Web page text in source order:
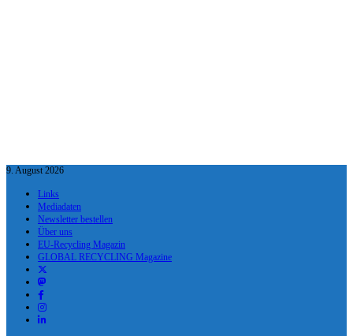
9. August 2026
Links
Mediadaten
Newsletter bestellen
Über uns
EU-Recycling Magazin
GLOBAL RECYCLING Magazine